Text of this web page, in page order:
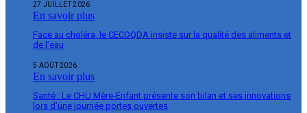
27 JUILLET 2026
En savoir plus
Face au choléra, le CECOQDA insiste sur la qualité des aliments et
de l’eau
5 AOÛT 2026
En savoir plus
Santé : Le CHU Mère-Enfant présente son bilan et ses innovations
lors d’une journée portes ouvertes